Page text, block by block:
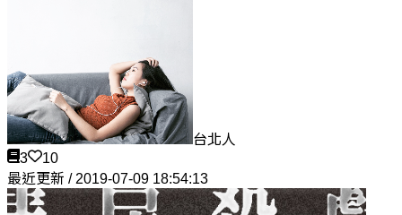
台北人
3
10
最近更新 / 2019-07-09 18:54:13